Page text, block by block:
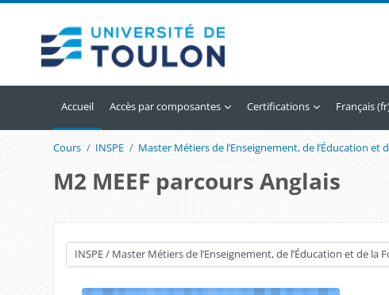
Accueil Accès par composantes Certifications Français
Cours INSPE Master Métiers de l’Enseignement, de l’Éducation
M2 MEEF parcours Anglais
Catégories de cours